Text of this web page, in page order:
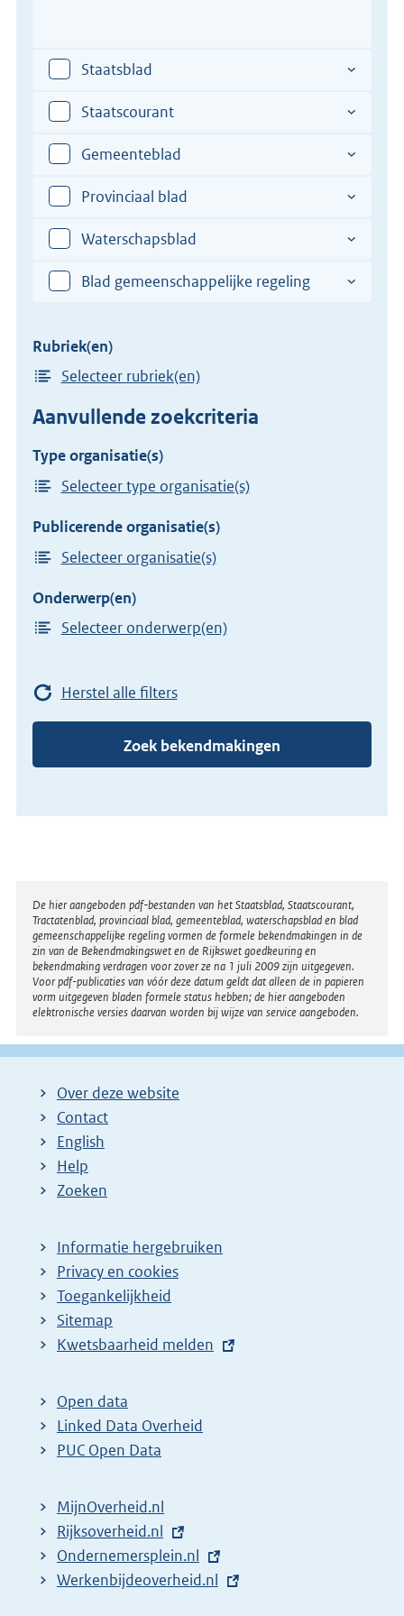
van
verdrag
een
plaats
in
de
totstandkoming
van
het
verdrag
Staatsblad
Staatscourant
Gemeenteblad
Provinciaal blad
Waterschapsblad
Blad gemeenschappelijke regeling
Rubriek(en)
Selecteer rubriek(en)
Aanvullende zoekcriteria
Type organisatie(s)
Selecteer type organisatie(s)
Publicerende organisatie(s)
Selecteer organisatie(s)
Onderwerp(en)
Selecteer onderwerp(en)
Herstel alle filters
Zoek bekendmakingen
Disclaimer
De hier aangeboden pdf-bestanden van het Staatsblad, Staatscourant,
Tractatenblad, provinciaal blad, gemeenteblad, waterschapsblad en blad
gemeenschappelijke regeling vormen de formele bekendmakingen in de
zin van de Bekendmakingswet en de Rijkswet goedkeuring en
bekendmaking verdragen voor zover ze na 1 juli 2009 zijn uitgegeven.
Voor pdf-publicaties van vóór deze datum geldt dat alleen de in papieren
vorm uitgegeven bladen formele status hebben; de hier aangeboden
elektronische versies daarvan worden bij wijze van service aangeboden.
Over deze website
Contact
English
Help
Zoeken
Informatie hergebruiken
Privacy en cookies
Toegankelijkheid
Sitemap
E
t
e
r
l
i
n
k
Kwetsbaarheid melden
Open data
Linked Data Overheid
PUC Open Data
MijnOverheid.nl
E
x
t
Rijksoverheid.nl
E
x
Ondernemersplein.nl
E
Werkenbijdeoverheid.nl